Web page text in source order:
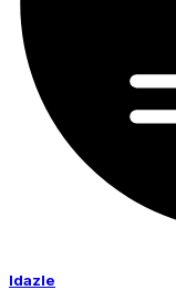
Idazle